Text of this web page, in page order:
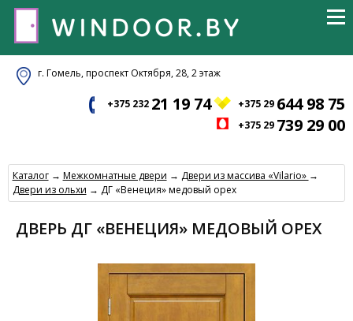
г. Гомель, проспект Октября, 28, 2 этаж
+375 232 21 19 74 +375 29 644 98 75
+375 29 739 29 00
Каталог→ Межкомнатные двери → Двери из массива «Vilario» →
Двери из ольхи → ДГ «Венеция» медовый орех
ДВЕРЬ ДГ «ВЕНЕЦИЯ» МЕДОВЫЙ ОРЕХ